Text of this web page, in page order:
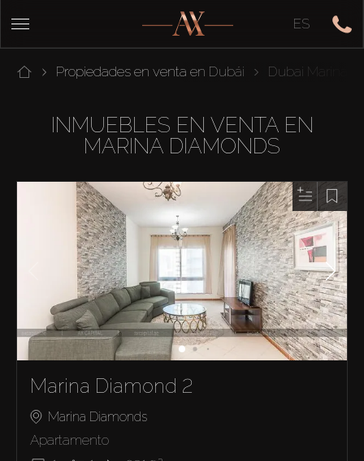
ES
Propiedades en venta en Dubái Dubai Marina
INMUEBLES EN VENTA EN
MARINA DIAMONDS
Marina Diamond 2
Marina Diamonds
Apartamento